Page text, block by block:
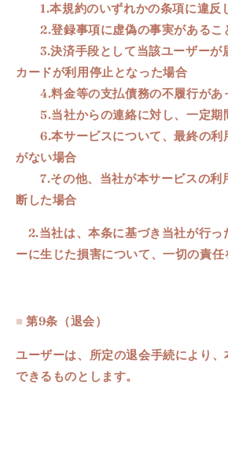
1.本規約のいずれかの条項に違反
2.登録事項に虚偽の事実があるこ
3.決済手段として当該ユーザーが
カードが利用停止となった場合
4.料金等の支払債務の不履行があ
5.当社からの連絡に対し、一定期
6.本サービスについて、最終の利
がない場合
7.その他、当社が本サービスの利
断した場合
2.当社は、本条に基づき当社が行
ーに生じた損害について、一切の責任
■第9条 （退会）
ユーザーは、所定の退会手続により
できるものとします。